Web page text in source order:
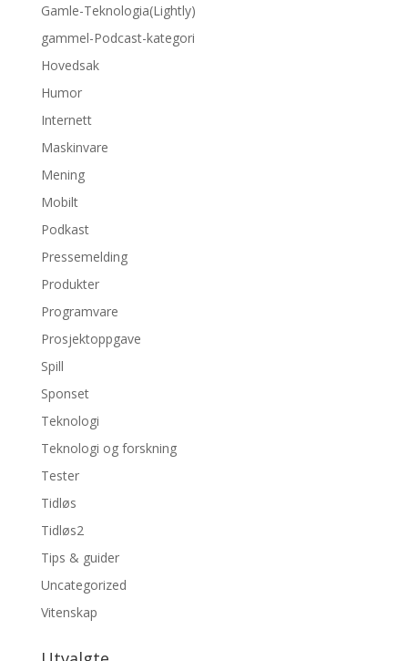
Gamle-Teknologia(Lightly)
gammel-Podcast-kategori
Hovedsak
Humor
Internett
Maskinvare
Mening
Mobilt
Podkast
Pressemelding
Produkter
Programvare
Prosjektoppgave
Spill
Sponset
Teknologi
Teknologi og forskning
Tester
Tidløs
Tidløs2
Tips & guider
Uncategorized
Vitenskap